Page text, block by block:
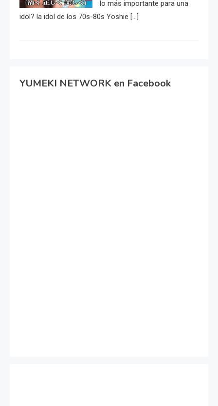
lo más importante para una
idol? la idol de los 70s-80s Yoshie […]
YUMEKI NETWORK en Facebook